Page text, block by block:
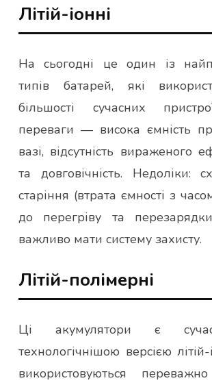
Літій-іонні
На сьогодні це один із
типів батарей, які
більшості сучасних
переваги — висока ємність
вазі, відсутність вираженого
та довговічність. Недоліки:
старіння (втрата ємності з
до перегріву та
важливо мати систему захисту.
Літій-полімерні
Ці акумулятори є
технологічнішою версією
використовуються